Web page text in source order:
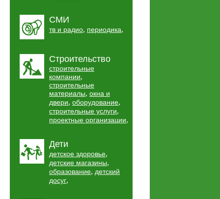
СМИ
тв и радио, периодика,
Строительство
строительные
компании,
строительные
материалы, окна и
двери, оборудование,
строительные услуги,
проектные организации,
Дети
детское здоровье,
детские магазины,
образование, детский
досуг,